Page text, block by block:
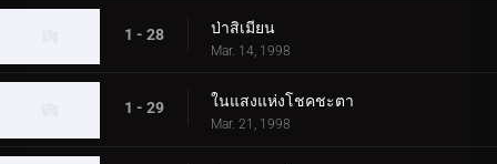
1 - 28 ป่าสิเมียน
Mar. 14, 1998
1 - 29 ในแสงแห่งโชคชะตา
Mar. 21, 1998